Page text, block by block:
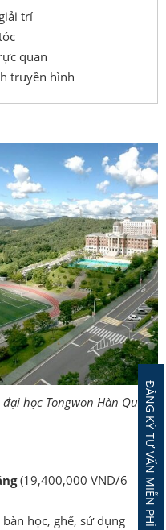
trí
quan
truyền hình
học Tongwon Hàn Quốc
(19,400,000 VND/6
học, ghế, sử dụng
ĐĂNG KÝ TƯ VẤN MIỄN PHÍ